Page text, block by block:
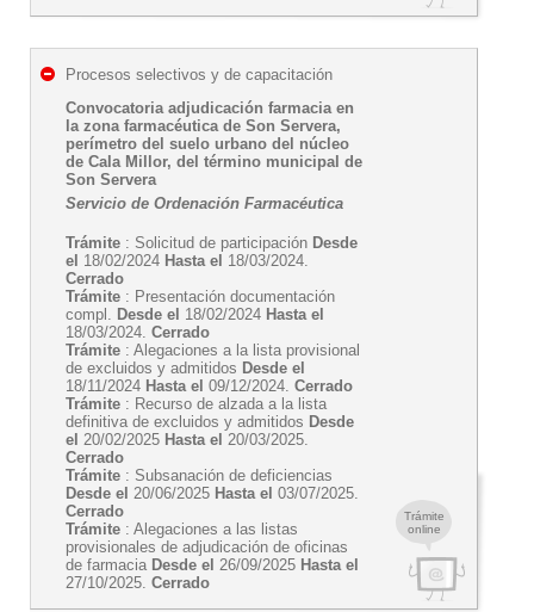
Trámite
online
Procesos selectivos y de capacitación
Convocatoria adjudicación farmacia en
la zona farmacéutica de Son Servera,
perímetro del suelo urbano del núcleo
de Cala Millor, del término municipal de
Son Servera
Servicio de Ordenación Farmacéutica
Trámite : Solicitud de participación Desde
el 18/02/2024 Hasta el 18/03/2024.
Cerrado
Trámite : Presentación documentación
compl. Desde el 18/02/2024 Hasta el
18/03/2024. Cerrado
Trámite : Alegaciones a la lista provisional
de excluidos y admitidos Desde el
18/11/2024 Hasta el 09/12/2024. Cerrado
Trámite : Recurso de alzada a la lista
definitiva de excluidos y admitidos Desde
el 20/02/2025 Hasta el 20/03/2025.
Cerrado
Trámite : Subsanación de deficiencias
Desde el 20/06/2025 Hasta el 03/07/2025.
Cerrado
Trámite : Alegaciones a las listas
provisionales de adjudicación de oficinas
de farmacia Desde el 26/09/2025 Hasta el
27/10/2025. Cerrado